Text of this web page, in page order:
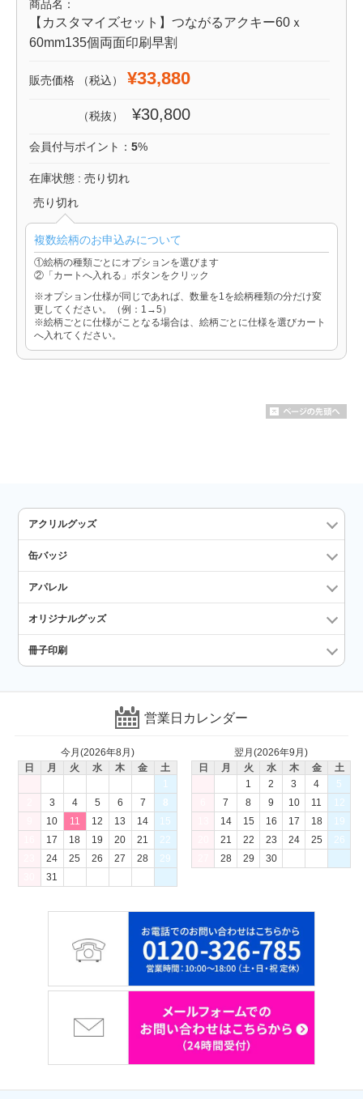
商品名：
【カスタマイズセット】つながるアクキー60ｘ
60mm135個両面印刷早割
販売価格 （税込） ¥33,880
（税抜） ¥30,800
会員付与ポイント： 5%
在庫状態 : 売り切れ
売り切れ
複数絵柄のお申込みについて
①絵柄の種類ごとにオプションを選びます
②「カートへ入れる」ボタンをクリック
※オプション仕様が同じであれば、数量を1を絵柄種類の分だけ変
更してください。（例：1→5）
※絵柄ごとに仕様がことなる場合は、絵柄ごとに仕様を選びカート
へ入れてください。
アクリルグッズ
缶バッジ
アパレル
オリジナルグッズ
冊子印刷
営業日カレンダー
今月(2026年8月)
日
月 火 水 木 金
土
1
3 4 5 6 7
8
10 11 12 13 14
15
17 18 19 20 21
22
24 25 26 27 28
29
31
翌月(2026年9月)
日
月 火 水 木 金
土
1
2 3 4
5
7 8 9 10 11
12
14 15 16 17 18
19
21 22 23 24 25
26
28 29 30